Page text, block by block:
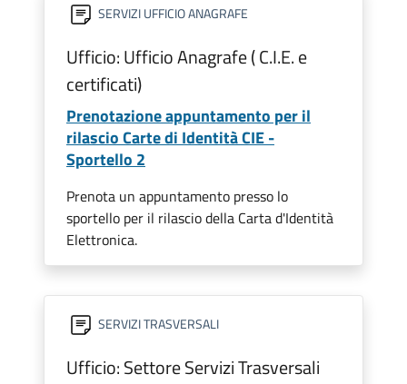
SERVIZI UFFICIO ANAGRAFE
Ufficio: Ufficio Anagrafe ( C.I.E. e
certificati)
Prenotazione appuntamento per il
rilascio Carte di Identità CIE -
Sportello 2
Prenota un appuntamento presso lo
sportello per il rilascio della Carta d'Identità
Elettronica.
SERVIZI TRASVERSALI
Ufficio: Settore Servizi Trasversali